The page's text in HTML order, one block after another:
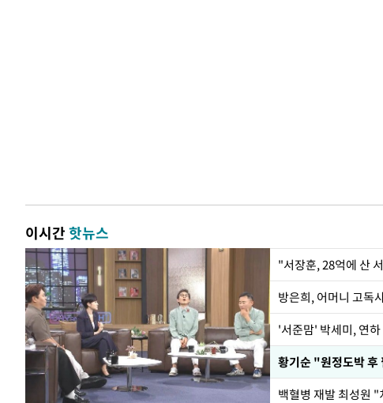
이시간핫뉴스
"서장훈, 28억에 산
방은희, 어머니 고독
'서준맘' 박세미, 연
황기순 "원정도박
백혈병 재발 최성원